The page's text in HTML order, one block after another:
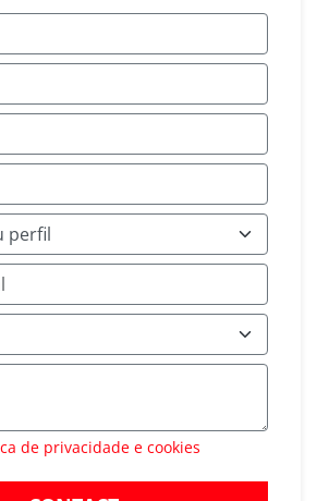
de privacidade e cookies